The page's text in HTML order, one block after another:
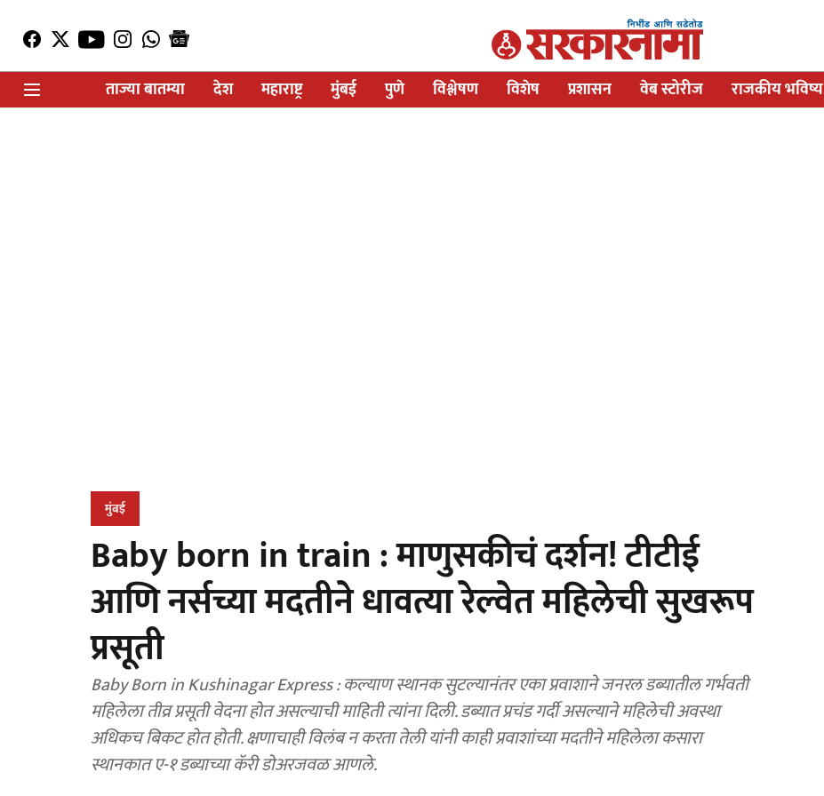
ताज्या बातम्या
देश महाराष्ट्र मुंबई पुणे विश्लेषण विशेष प्रशासन वेब स्टोरीज राजकीय भविष्य
मुंबई
Baby born in train : माणुसकीचं दर्शन! टीटीई
आणि नर्सच्या मदतीने धावत्या रेल्वेत महिलेची सुखरूप
प्रसूती
Baby Born in Kushinagar Express : कल्याण स्थानक सुटल्यानंतर एका प्रवाशाने जनरल डब्यातील गर्भवती
महिलेला तीव्र प्रसूती वेदना होत असल्याची माहिती त्यांना दिली. डब्यात प्रचंड गर्दी असल्याने महिलेची अवस्था
अधिकच बिकट होत होती. क्षणाचाही विलंब न करता तेली यांनी काही प्रवाशांच्या मदतीने महिलेला कसारा
स्थानकात ए-१ डब्याच्या कॅरी डोअरजवळ आणले.